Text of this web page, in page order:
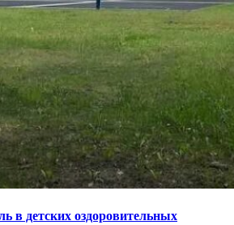
в детских оздоровительных